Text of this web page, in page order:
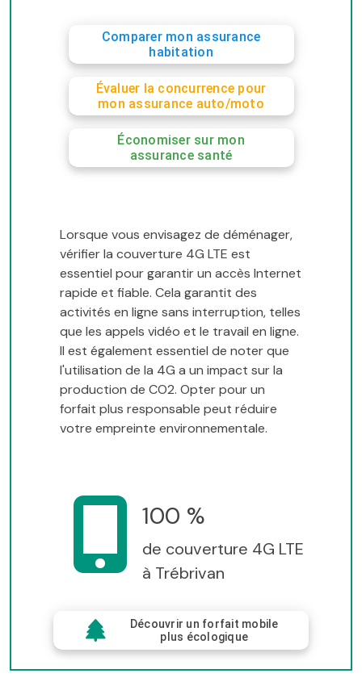
Comparer mon assurance
habitation
Évaluer la concurrence pour
mon assurance auto/moto
Économiser sur mon
assurance santé
Lorsque vous envisagez de déménager,
vérifier la couverture 4G LTE est
essentiel pour garantir un accès Internet
rapide et fiable. Cela garantit des
activités en ligne sans interruption, telles
que les appels vidéo et le travail en ligne.
Il est également essentiel de noter que
l'utilisation de la 4G a un impact sur la
production de CO2. Opter pour un
forfait plus responsable peut réduire
votre empreinte environnementale.
100 %
de couverture 4G LTE
à Trébrivan
Découvrir un forfait mobile
plus écologique